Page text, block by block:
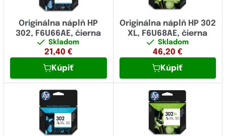
Originálna náplň HP
302, F6U66AE, čierna
Skladom
21,40 €
Kúpiť
Originálna náplň HP 302
XL, F6U68AE, čierna
Skladom
46,20 €
Kúpiť